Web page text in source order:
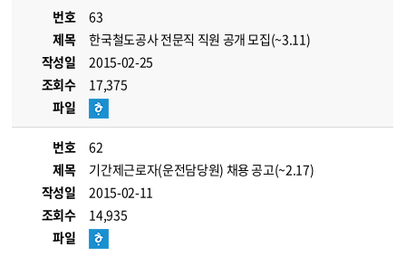
번호
63
제목
한국철도공사 전문직 직원 공개 모집(~3.11)
작성일
2015-02-25
조회수
17,375
파일
번호
62
제목
기간제근로자(운전담당원) 채용 공고(~2.17)
작성일
2015-02-11
조회수
14,935
파일